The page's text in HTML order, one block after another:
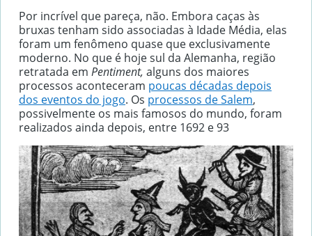
Por incrível que pareça, não. Embora caças às
bruxas tenham sido associadas à Idade Média, elas
foram um fenômeno quase que exclusivamente
moderno. No que é hoje sul da Alemanha, região
retratada em Pentiment, alguns dos maiores
processos aconteceram poucas décadas depois
dos eventos do jogo. Os processos de Salem,
possivelmente os mais famosos do mundo, foram
realizados ainda depois, entre 1692 e 93